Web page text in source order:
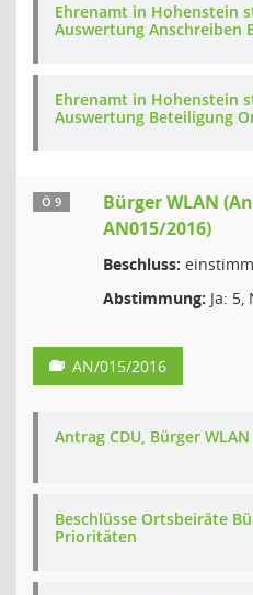
Ehrenamt in Hohenstein
Auswertung Anschreiben
Ehrenamt in Hohenstein
Auswertung Beteiligung
Ö 9
Bürger WLAN
AN015/2016)
Beschluss:
Abstimmung: Ja:
AN/015/2016
Antrag CDU, Bürger WLAN
Beschlüsse Ortsbeiräte
Prioritäten